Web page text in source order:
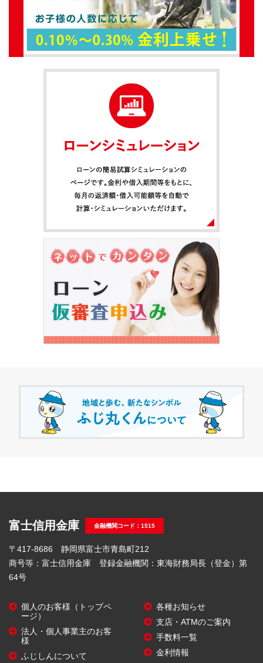
富士信用金庫 金融機関コード：1515
〒417-8686 静岡県富士市青島町212
商号等：富士信用金庫 登録金融機関：東海財務局長（登金）第
64号
個人のお客様（トップペ
ージ）
法人・個人事業主のお客
様
ふじしんについて
各種お知らせ
支店・ATMのご案内
手数料一覧
金利情報